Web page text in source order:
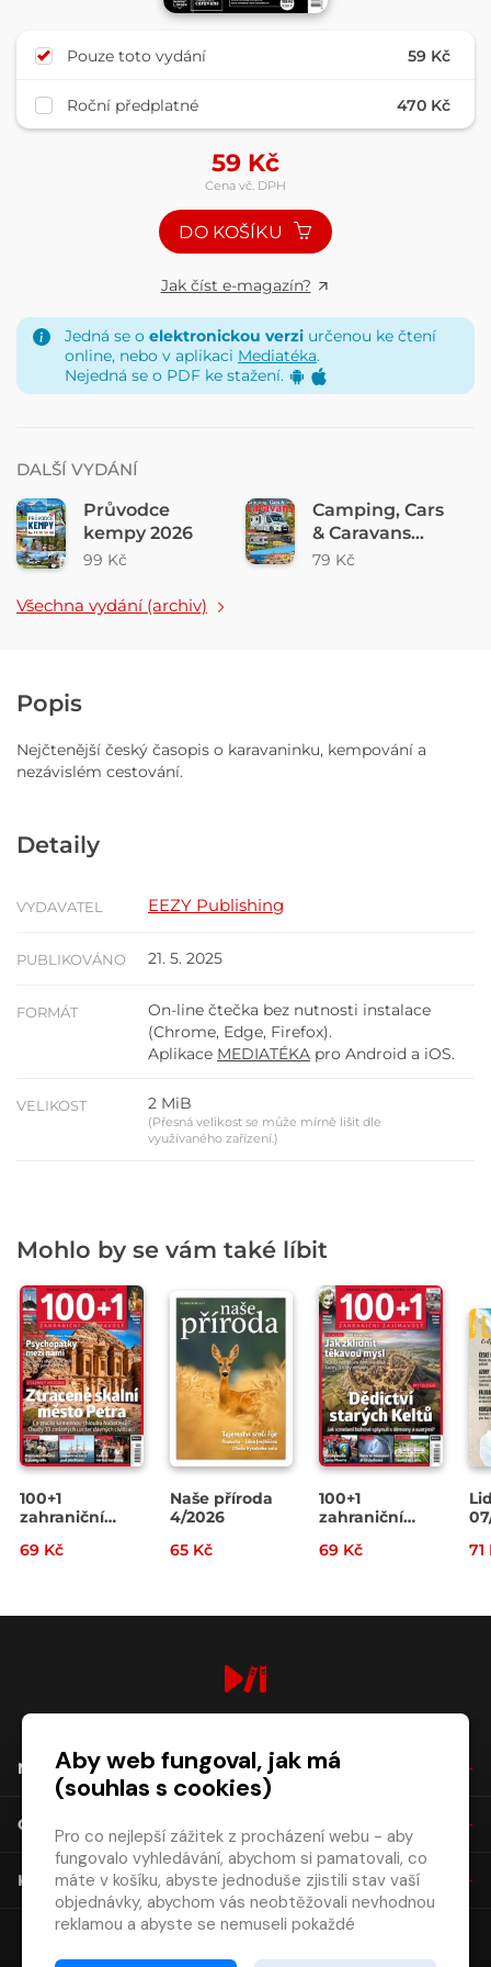
Pouze toto vydání 59 Kč
Roční předplatné 470 Kč
59 Kč
Cena vč. DPH
DO KOŠÍKU
Jak číst e-magazín?
Jedná se o elektronickou verzi určenou ke čtení
online, nebo v aplikaci Mediatéka.
Nejedná se o PDF ke stažení.
DALŠÍ VYDÁNÍ
Průvodce
kempy 2026
99 Kč
Camping, Cars
& Caravans
3/2026
79 Kč
Všechna vydání (archiv)
Popis
Nejčtenější český časopis o karavaninku, kempování a
nezávislém cestování.
Detaily
VYDAVATEL EEZY Publishing
PUBLIKOVÁNO 21. 5. 2025
FORMÁT
On-line čtečka bez nutnosti instalace
(Chrome, Edge, Firefox).
Aplikace MEDIATÉKA pro Android a iOS.
VELIKOST 2 MiB
(Přesná velikost se může mírně lišit dle
využívaného zařízení.)
Mohlo by se vám také líbit
100+1
zahraniční
14/2026
69 Kč
Naše příroda
4/2026
65 Kč
100+1
zahraniční
13/2026
69 Kč
71
NÁKUP
O SPOLEČNOSTI
KONTAKT
Aby web fungoval, jak má
(souhlas s cookies)
Pro co nejlepší zážitek z procházení webu - aby
fungovalo vyhledávání, abychom si pamatovali, co
máte v košíku, abyste jednoduše zjistili stav vaší
objednávky, abychom vás neobtěžovali nevhodnou
reklamou a abyste se nemuseli pokaždé